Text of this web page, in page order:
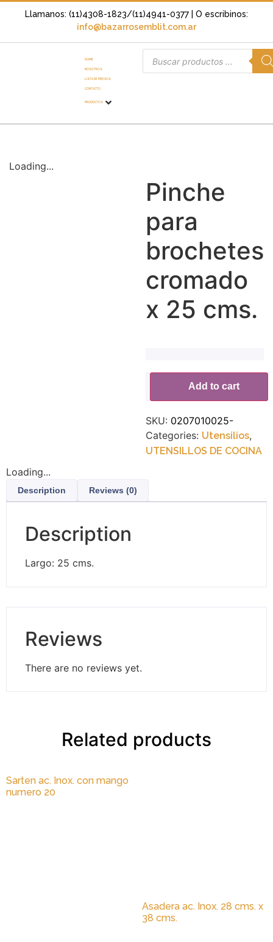
Llamanos: (11)4308-1823/(11)4941-0377
| O escribinos:
info@bazarrosemblit.com.ar
HOME
NOSOTROS
LISTA DE PRECIOS
CONTACTO
PRODUCTOS
Loading...
Pinche
para
brochetes
cromado
x 25 cms.
Add to cart
Alternative:
SKU: 0207010025-
Categories: Utensilios,
UTENSILLOS DE COCINA
Loading...
Description Reviews (0)
Description
Largo: 25 cms.
Reviews
There are no reviews yet.
Related products
Sarten ac. Inox. con mango
numero 20
Asadera ac. Inox. 28 cms. x
38 cms.